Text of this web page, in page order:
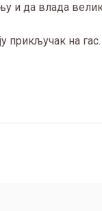
и да влада
прикључак на